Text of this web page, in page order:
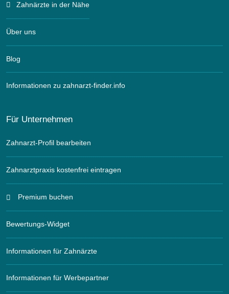
Zahnärzte in der Nähe
Über uns
Blog
Informationen zu zahnarzt-finder.info
Für Unternehmen
Zahnarzt-Profil bearbeiten
Zahnarztpraxis kostenfrei eintragen
Premium buchen
Bewertungs-Widget
Informationen für Zahnärzte
Informationen für Werbepartner